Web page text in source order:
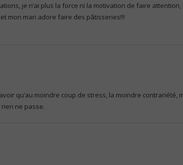
je n’ai plus la force ni la motivation de faire attention,
mon mari adore faire des pâtisseries!!!
qu’au moindre coup de stress, la moindre contrariété,
ne passe.